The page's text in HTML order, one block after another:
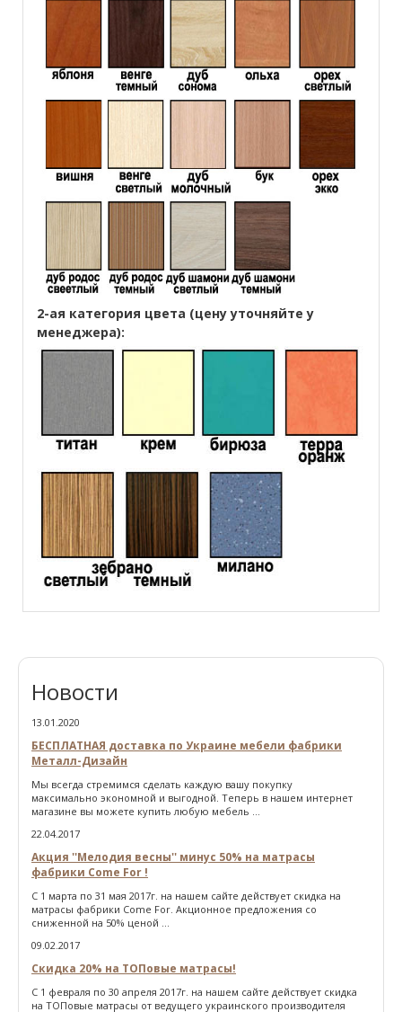
2-ая категория цвета (цену уточняйте у
менеджера):
Новости
13.01.2020
БЕСПЛАТНАЯ доставка по Украине мебели фабрики
Металл-Дизайн
Мы всегда стремимся сделать каждую вашу покупку
максимально экономной и выгодной. Теперь в нашем интернет
магазине вы можете купить любую мебель ...
22.04.2017
Акция ''Мелодия весны'' минус 50% на матрасы
фабрики Come For !
С 1 марта по 31 мая 2017г. на нашем сайте действует скидка на
матрасы фабрики Come For. Акционное предложения со
сниженной на 50% ценой ...
09.02.2017
Скидка 20% на ТОПовые матрасы!
С 1 февраля по 30 апреля 2017г. на нашем сайте действует скидка
на ТОПовые матрасы от ведущего украинского производителя